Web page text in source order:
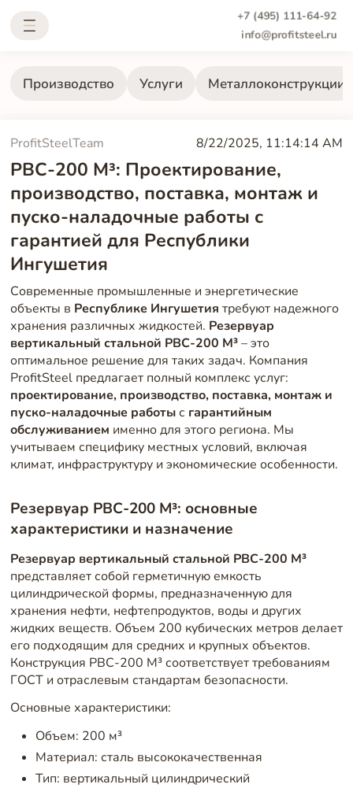
+7 (495) 111-64-92
info@profitsteel.ru
Производство Услуги Металлоконструкции
ProfitSteelTeam 8/22/2025, 11:14:14 AM
РВС-200 М³: Проектирование,
производство, поставка, монтаж и
пуско-наладочные работы с
гарантией для Республики
Ингушетия
Современные промышленные и энергетические
объекты в Республике Ингушетия требуют надежного
хранения различных жидкостей. Резервуар
вертикальный стальной РВС-200 М³– это
оптимальное решение для таких задач. Компания
ProfitSteel предлагает полный комплекс услуг:
проектирование, производство, поставка, монтаж и
пуско-наладочные работыс гарантийным
обслуживанием именно для этого региона. Мы
учитываем специфику местных условий, включая
климат, инфраструктуру и экономические особенности.
Резервуар РВС-200 М³: основные
характеристики и назначение
Резервуар вертикальный стальной РВС-200 М³
представляет собой герметичную емкость
цилиндрической формы, предназначенную для
хранения нефти, нефтепродуктов, воды и других
жидких веществ. Объем 200 кубических метров делает
его подходящим для средних и крупных объектов.
Конструкция РВС-200 М³ соответствует требованиям
ГОСТ и отраслевым стандартам безопасности.
Основные характеристики:
Объем: 200 м³
Материал: сталь высококачественная
Тип: вертикальный цилиндрический